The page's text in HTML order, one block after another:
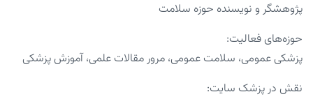
پژوهشگر و نویسنده حوزه سلامت
حوزه‌های فعالیت:
پزشکی عمومی، سلامت عمومی، مرور مقالات علمی، آموزش پزشکی
نقش در پزشک سایت: